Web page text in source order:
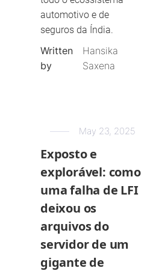
automotivo e de
seguros da Índia.
Written
by
Hansika
Saxena
May 23, 2025
Exposto e
explorável: como
uma falha de LFI
deixou os
arquivos do
servidor de um
gigante de